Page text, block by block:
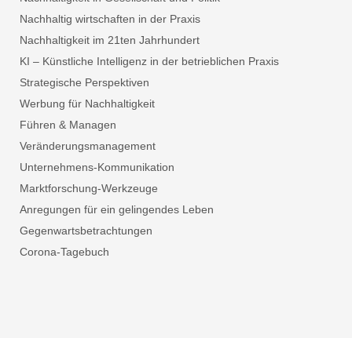
Nachhaltig wirtschaften in der Praxis
Nachhaltigkeit im 21ten Jahrhundert
KI – Künstliche Intelligenz in der betrieblichen Praxis
Strategische Perspektiven
Werbung für Nachhaltigkeit
Führen & Managen
Veränderungsmanagement
Unternehmens-Kommunikation
Marktforschung-Werkzeuge
Anregungen für ein gelingendes Leben
Gegenwartsbetrachtungen
Corona-Tagebuch